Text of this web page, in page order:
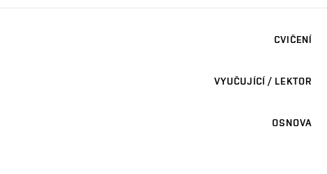
CVIČENÍ
VYUČUJÍCÍ / LEKTOR
OSNOVA